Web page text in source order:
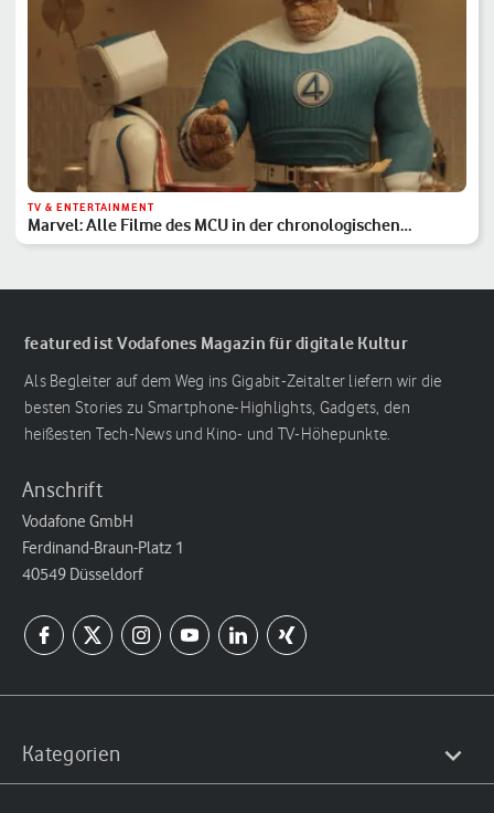
TV & ENTERTAINMENT
Marvel: Alle Filme des MCU in der chronologischen
Reihenfolge
featured ist Vodafones Magazin für digitale Kultur
Als Begleiter auf dem Weg ins Gigabit-Zeitalter liefern wir die
besten Stories zu Smartphone-Highlights, Gadgets, den
heißesten Tech-News und Kino- und TV-Höhepunkte.
Anschrift
Vodafone GmbH
Ferdinand-Braun-Platz 1
40549 Düsseldorf
Kategorien